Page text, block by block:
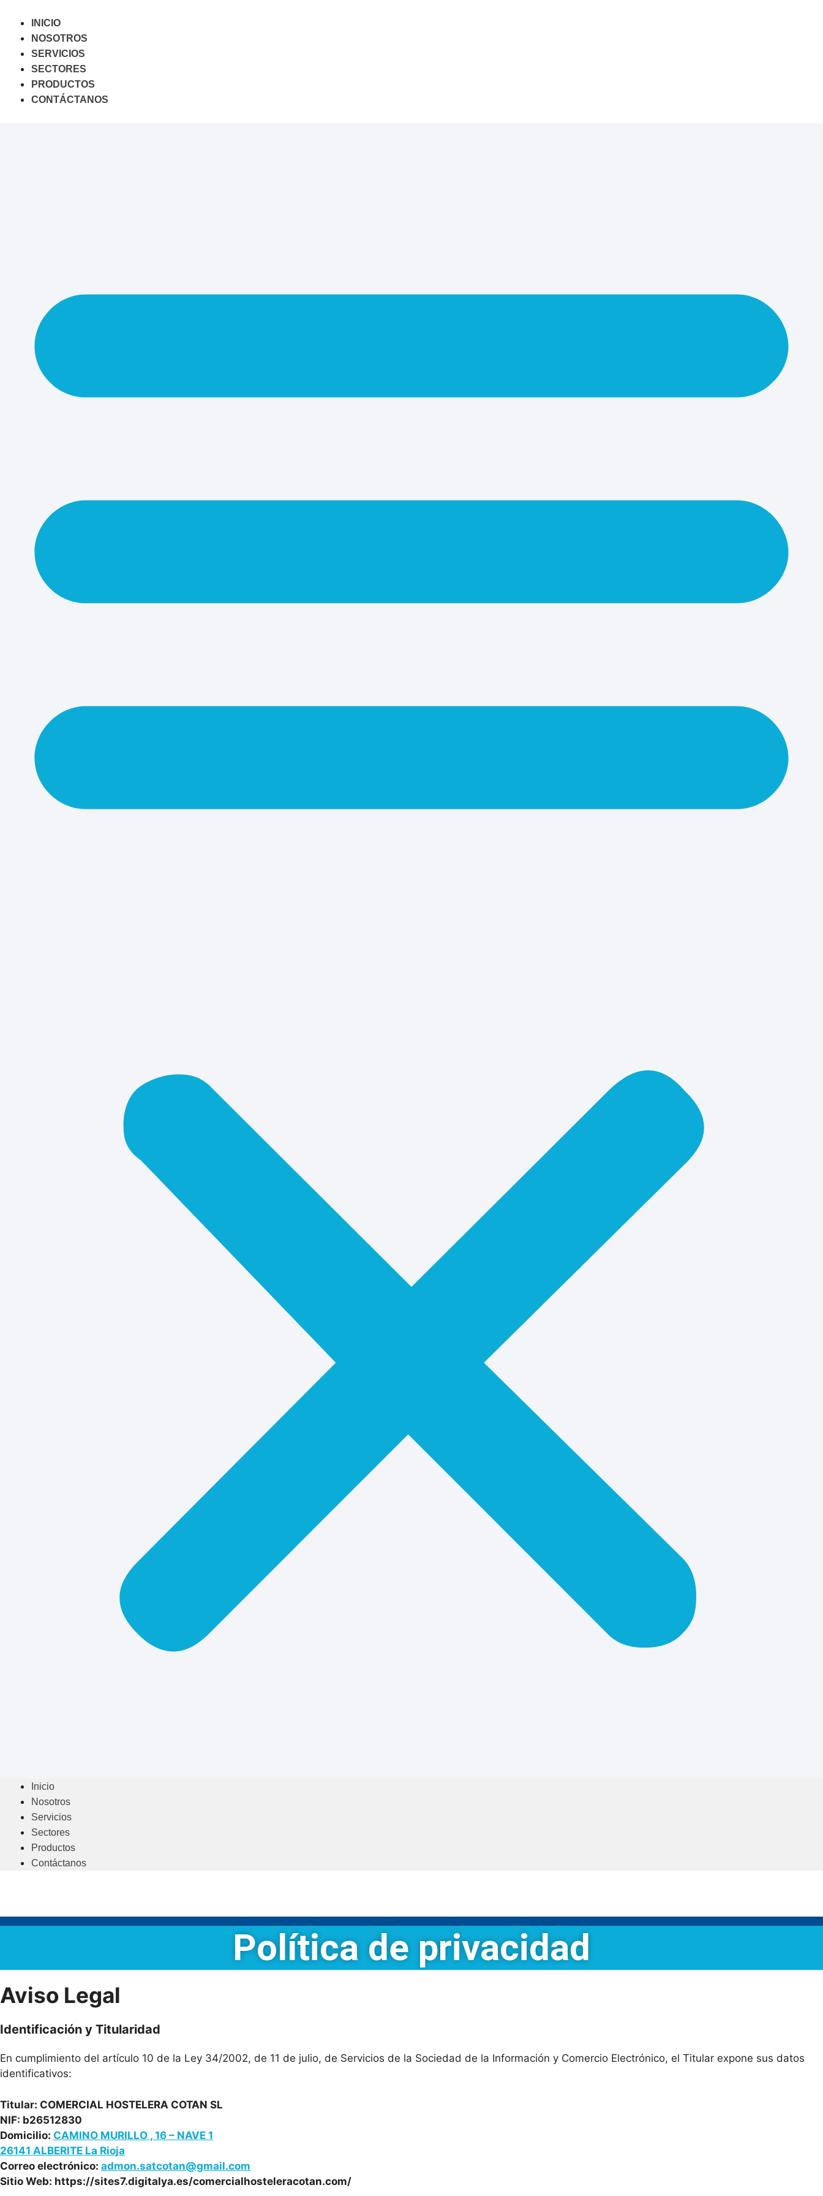
contenido
INICIO
NOSOTROS
SERVICIOS
SECTORES
PRODUCTOS
CONTÁCTANOS
Inicio
Nosotros
Servicios
Sectores
Productos
Contáctanos
Política de privacidad
Aviso Legal
Identificación y Titularidad
En cumplimiento del artículo 10 de la Ley 34/2002, de 11 de julio, de Servicios de la Sociedad de la Información y Comercio Electrónico, el Titular expone sus datos
identificativos:
Titular: COMERCIAL HOSTELERA COTAN SL
NIF: b26512830
Domicilio: CAMINO MURILLO , 16 – NAVE 1
26141 ALBERITE La Rioja
Correo electrónico: admon.satcotan@gmail.com
Sitio Web: https://sites7.digitalya.es/comercialhosteleracotan.com/